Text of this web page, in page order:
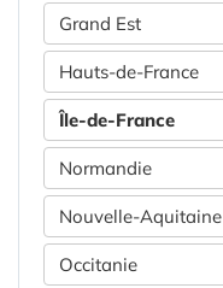
Grand Est
Hauts-de-France
Île-de-France
Normandie
Nouvelle-Aquitaine
Occitanie